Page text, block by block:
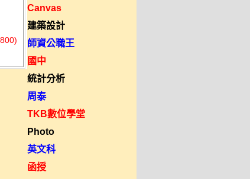
Canvas
建築設計
師資公職王
國中
統計分析
周泰
TKB數位學堂
Photo
英文科
函授